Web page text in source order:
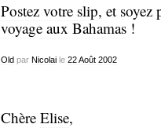
Postez votre slip, et soyez
voyage aux Bahamas!
Oldpar Nicolaile 22 Août 2002
Chère Elise,